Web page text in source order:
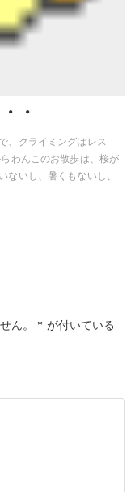
・
、クライミングはレス
わんこのお散歩は、桜が
ないし、暑くもないし、
ん。 * が付いている